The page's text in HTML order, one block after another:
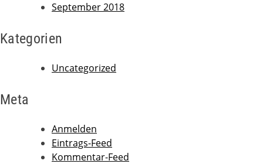
September 2018
Kategorien
Uncategorized
Meta
Anmelden
Eintrags-Feed
Kommentar-Feed